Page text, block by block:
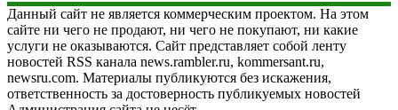
Данный сайт не является коммерческим проектом. На этом
сайте ни чего не продают, ни чего не покупают, ни какие
услуги не оказываются. Сайт представляет собой ленту
новостей RSS канала news.rambler.ru, kommersant.ru,
newsru.com. Материалы публикуются без искажения,
ответственность за достоверность публикуемых новостей